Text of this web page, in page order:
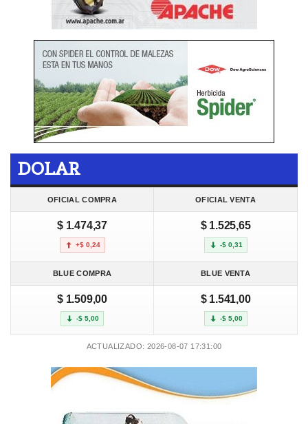
DOLAR
OFICIAL COMPRA OFICIAL VENTA
$ 1.474,37
+$ 0,24
$ 1.525,65
-$ 0,31
BLUE COMPRA BLUE VENTA
$ 1.509,00
-$ 5,00
$ 1.541,00
-$ 5,00
ACTUALIZADO: 2026-08-07 17:31:00